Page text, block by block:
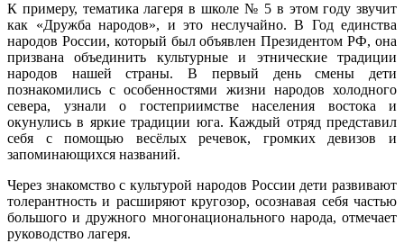
К примеру, тематика лагеря в школе № 5 в этом году звучит
как «Дружба народов», и это неслучайно. В Год единства
народов России, который был объявлен Президентом РФ, она
призвана объединить культурные и этнические традиции
народов нашей страны. В первый день смены дети
познакомились с особенностями жизни народов холодного
севера, узнали о гостеприимстве населения востока и
окунулись в яркие традиции юга. Каждый отряд представил
себя с помощью весёлых речевок, громких девизов и
запоминающихся названий.
Через знакомство с культурой народов России дети развивают
толерантность и расширяют кругозор, осознавая себя частью
большого и дружного многонационального народа, отмечает
руководство лагеря.